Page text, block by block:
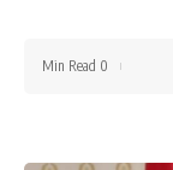
0 Min Read